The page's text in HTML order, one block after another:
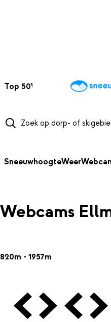
Top 50Webcams
SneeuwhoogteWeer
Webcams
820m - 1957m
Vorige Webcam
Volgende Webcam
Vorige